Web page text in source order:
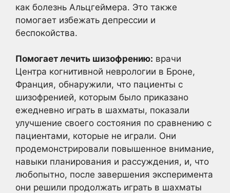
как болезнь Альцгеймера. Это также
помогает избежать депрессии и
беспокойства.
Помогает лечить шизофрению: врачи
Центра когнитивной неврологии в Броне,
Франция, обнаружили, что пациенты с
шизофренией, которым было приказано
ежедневно играть в шахматы, показали
улучшение своего состояния по сравнению с
пациентами, которые не играли. Они
продемонстрировали повышенное внимание,
навыки планирования и рассуждения, и, что
любопытно, после завершения эксперимента
они решили продолжать играть в шахматы